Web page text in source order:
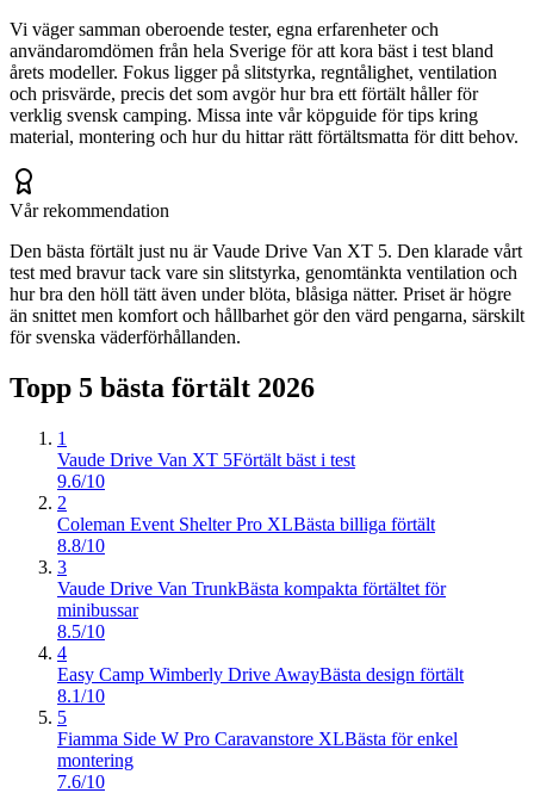
Vi väger samman oberoende tester, egna erfarenheter och
användaromdömen från hela Sverige för att kora bäst i test bland
årets modeller. Fokus ligger på slitstyrka, regntålighet, ventilation
och prisvärde, precis det som avgör hur bra ett förtält håller för
verklig svensk camping. Missa inte vår köpguide för tips kring
material, montering och hur du hittar rätt förtältsmatta för ditt behov.
Vår rekommendation
Den bästa förtält just nu är Vaude Drive Van XT 5. Den klarade vårt
test med bravur tack vare sin slitstyrka, genomtänkta ventilation och
hur bra den höll tätt även under blöta, blåsiga nätter. Priset är högre
än snittet men komfort och hållbarhet gör den värd pengarna, särskilt
för svenska väderförhållanden.
Topp 5 bästa förtält 2026
1
Vaude Drive Van XT 5Förtält bäst i test
9.6/10
2
Coleman Event Shelter Pro XLBästa billiga förtält
8.8/10
3
Vaude Drive Van TrunkBästa kompakta förtältet för
minibussar
8.5/10
4
Easy Camp Wimberly Drive AwayBästa design förtält
8.1/10
5
Fiamma Side W Pro Caravanstore XLBästa för enkel
montering
7.6/10